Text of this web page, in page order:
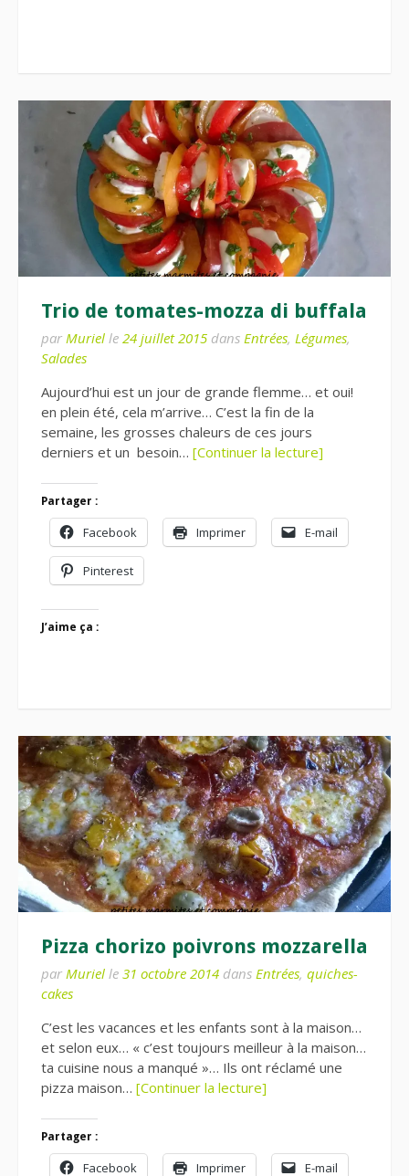
Trio de tomates-mozza di buffala
par Muriel le 24 juillet 2015 dans Entrées, Légumes,
Salades
Aujourd’hui est un jour de grande flemme… et oui!
en plein été, cela m’arrive… C’est la fin de la
semaine, les grosses chaleurs de ces jours
derniers et un besoin… [Continuer la lecture]
Partager :
Facebook Imprimer E-mail
Pinterest
J’aime ça :
Pizza chorizo poivrons mozzarella
par Muriel le 31 octobre 2014 dans Entrées, quiches-
cakes
C’est les vacances et les enfants sont à la maison…
et selon eux… « c’est toujours meilleur à la maison…
ta cuisine nous a manqué »… Ils ont réclamé une
pizza maison… [Continuer la lecture]
Partager :
Facebook Imprimer E-mail